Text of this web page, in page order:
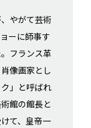
やがて芸術
ーに師事す
フランス革
像画家とし
」と呼ばれ
館の館長と
て、皇帝一